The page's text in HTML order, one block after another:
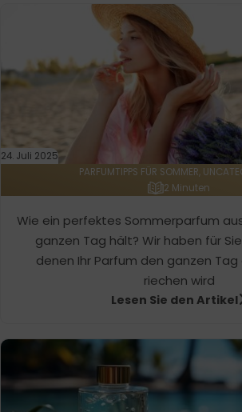
24. Juli 2025
PARFUMTIPPS FÜR SOMMER,
2 Minuten
Wie ein perfektes Sommerparfum
ganzen Tag hält? Wir haben für
denen Ihr Parfum den ganzen Tag
riechen wird
Lesen Sie den Artikel